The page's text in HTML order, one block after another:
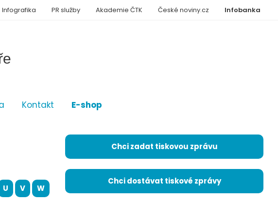
Kontakt E-shop
Infobanka
Infografika PR služby Akademie ČTK České noviny.cz
U V
W
Chci zadat tiskovou zprávu
Chci dostávat tiskové zprávy